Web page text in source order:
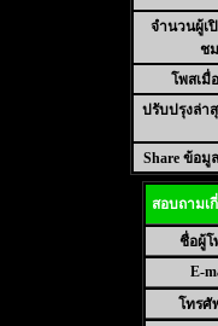
จำนวนผู้เ
ช
โพสเมื่
ปรับปรุงล่า
Share ข้อมู
สอบถามเ
ชื่อผู้โ
E-
โทรศั